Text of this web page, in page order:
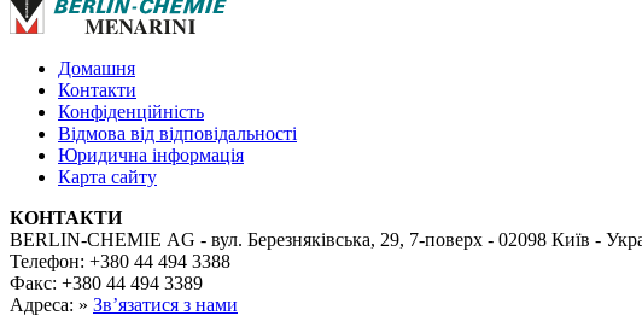
Домашня
Контакти
Конфіденційність
Відмова від відповідальності
Юридична інформація
Карта сайту
КОНТАКТИ
BERLIN-CHEMIE AG - вул. Березняківська, 29, 7-поверх - 02098 Київ -
Телефон: +380 44 494 3388
Факс: +380 44 494 3389
Адреса: » Зв’язатися з нами